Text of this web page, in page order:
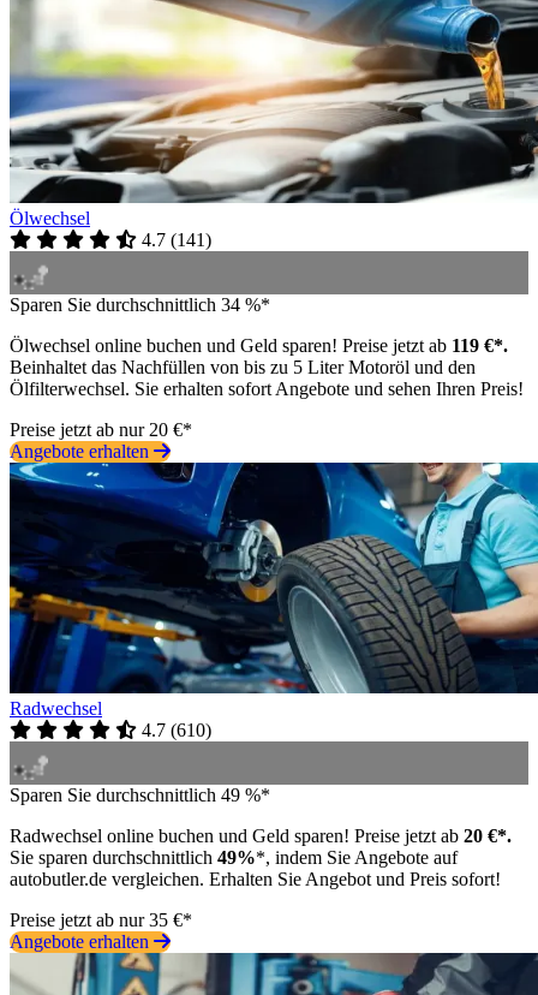
Ölwechsel
4.7 (141)
Sparen Sie durchschnittlich 34 %*
Ölwechsel online buchen und Geld sparen! Preise jetzt ab 119 €*.
Beinhaltet das Nachfüllen von bis zu 5 Liter Motoröl und den
Ölfilterwechsel. Sie erhalten sofort Angebote und sehen Ihren Preis!
Preise jetzt ab nur 20 €*
Angebote erhalten
Radwechsel
4.7 (610)
Sparen Sie durchschnittlich 49 %*
Radwechsel online buchen und Geld sparen! Preise jetzt ab 20 €*.
Sie sparen durchschnittlich 49%*, indem Sie Angebote auf
autobutler.de vergleichen. Erhalten Sie Angebot und Preis sofort!
Preise jetzt ab nur 35 €*
Angebote erhalten